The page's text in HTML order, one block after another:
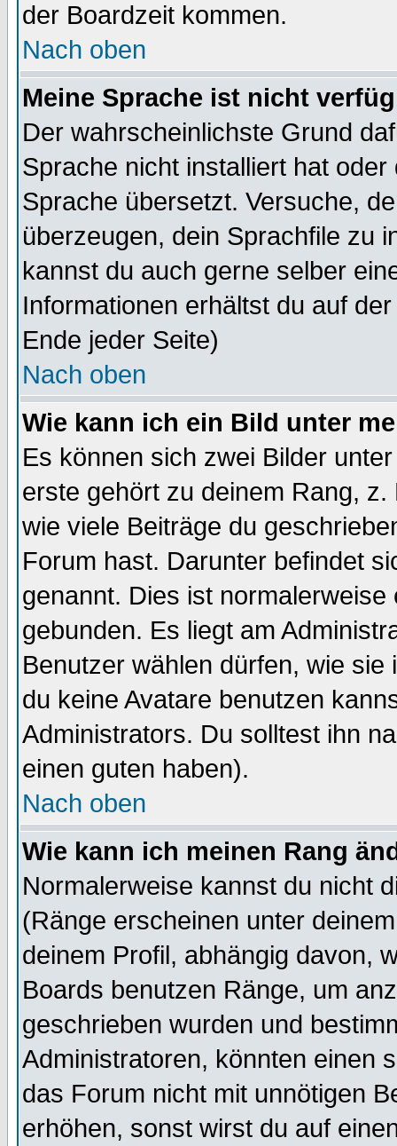
der Boardzeit kommen.
Nach oben
Meine Sprache ist nicht
Der wahrscheinlichste Grund
Sprache nicht installiert hat
Sprache übersetzt. Versuche,
überzeugen, dein Sprachfile zu
kannst du auch gerne selber
Informationen erhältst du auf
Ende jeder Seite)
Nach oben
Wie kann ich ein Bild unter
Es können sich zwei Bilder
erste gehört zu deinem Rang,
wie viele Beiträge du
Forum hast. Darunter befindet
genannt. Dies ist
gebunden. Es liegt am
Benutzer wählen dürfen, wie
du keine Avatare benutzen
Administrators. Du solltest ihn
einen guten haben).
Nach oben
Wie kann ich meinen Rang
Normalerweise kannst du nicht
(Ränge erscheinen unter
deinem Profil, abhängig davon,
Boards benutzen Ränge, um
geschrieben wurden und
Administratoren, könnten einen
das Forum nicht mit unnötigen
erhöhen, sonst wirst du auf